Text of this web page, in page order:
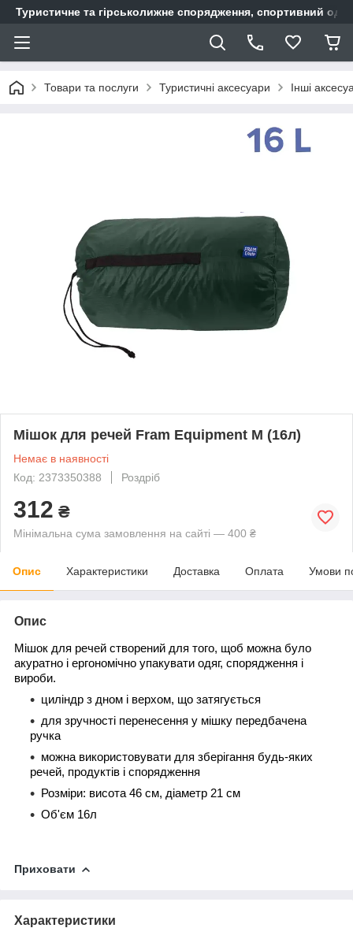
Туристичне та гірськолижне спорядження, спортивний
Товари та послуги Туристичні аксесуари Інші
Мішок для речей Fram Equipment М (16л)
Немає в наявності
Код: 2373350388
Роздріб
312 ₴
Мінімальна сума замовлення на сайті — 400 ₴
Опис Характеристики Доставка Оплата Умови
Опис
Мішок для речей створений для того, щоб можна було
акуратно і ергономічно упакувати одяг, спорядження і
вироби.
циліндр з дном і верхом, що затягується
для зручності перенесення у мішку передбачена
ручка
можна використовувати для зберігання будь-яких
речей, продуктів і спорядження
Розміри: висота 46 см, діаметр 21 см
Об'єм 16л
Приховати
Характеристики